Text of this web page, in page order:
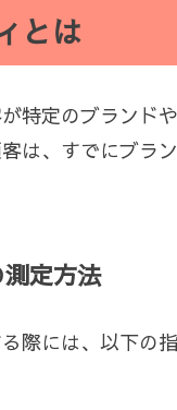
とは
特定のブランド
は、すでにブラ
定方法
際には、以下の